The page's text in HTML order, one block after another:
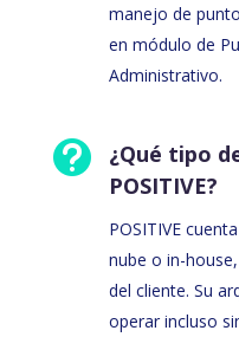
manejo de
en módulo de
Administrativo.

¿Qué tipo
POSITIVE?
POSITIVE
nube o in-
del cliente. Su
operar incluso